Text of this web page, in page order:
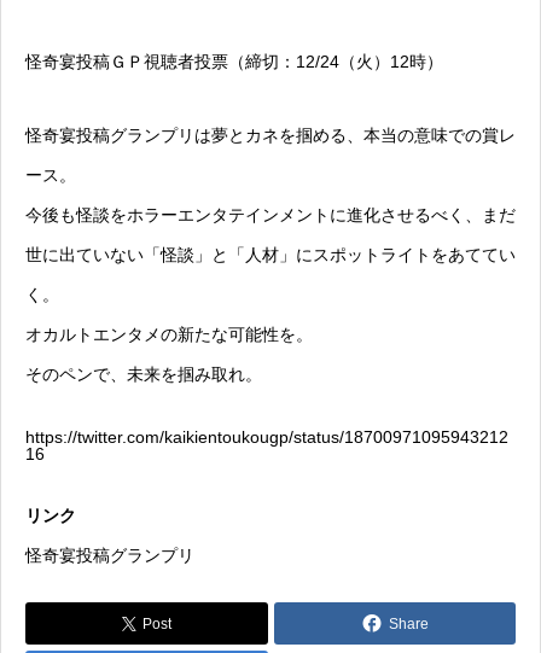
怪奇宴投稿ＧＰ視聴者投票 （締切：12/24（火）12時）
怪奇宴投稿グランプリは夢とカネを掴める、本当の意味での賞レ
ース。
今後も怪談をホラーエンタテインメントに進化させるべく、まだ
世に出ていない「怪談」と「人材」にスポットライトをあててい
く。
オカルトエンタメの新たな可能性を。
そのペンで、未来を掴み取れ。
https://twitter.com/kaikientoukougp/status/18700971095943212
16
リンク
怪奇宴投稿グランプリ
Post Share